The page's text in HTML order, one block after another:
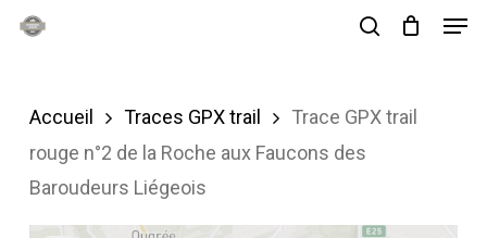
Skip
content
Accueil Traces GPX trail
Trace GPX trail
rouge n°2 de la Roche aux Faucons des
Baroudeurs Liégeois